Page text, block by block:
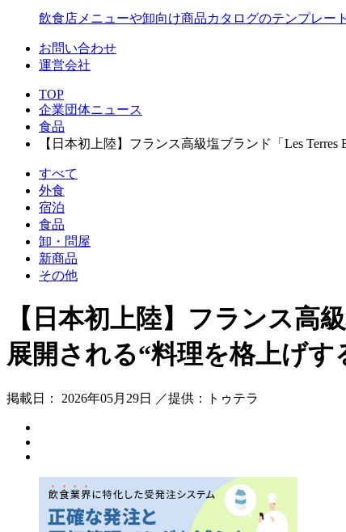
飲食店メニューや卸向け商品カタログのテンプレー
お問い合わせ
運営会社
TOP
企業団体ニュース
食品
【日本初上陸】フランス高級塩ブランド「Les
すべて
外食
宿泊
食品
卸・問屋
新商品
その他
【日本初上陸】フランス高
展開される“料理を格上げ
掲載日： 2026年05月29日 ／提供：トゥテラ